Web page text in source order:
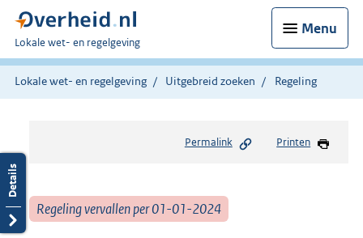
Menu
U
bent
hier:
Lokale wet- en regelgeving
Lokale wet- en regelgeving Uitgebreid zoeken Regeling
Permalink Printen
Regeling vervallen per 01-01-2024